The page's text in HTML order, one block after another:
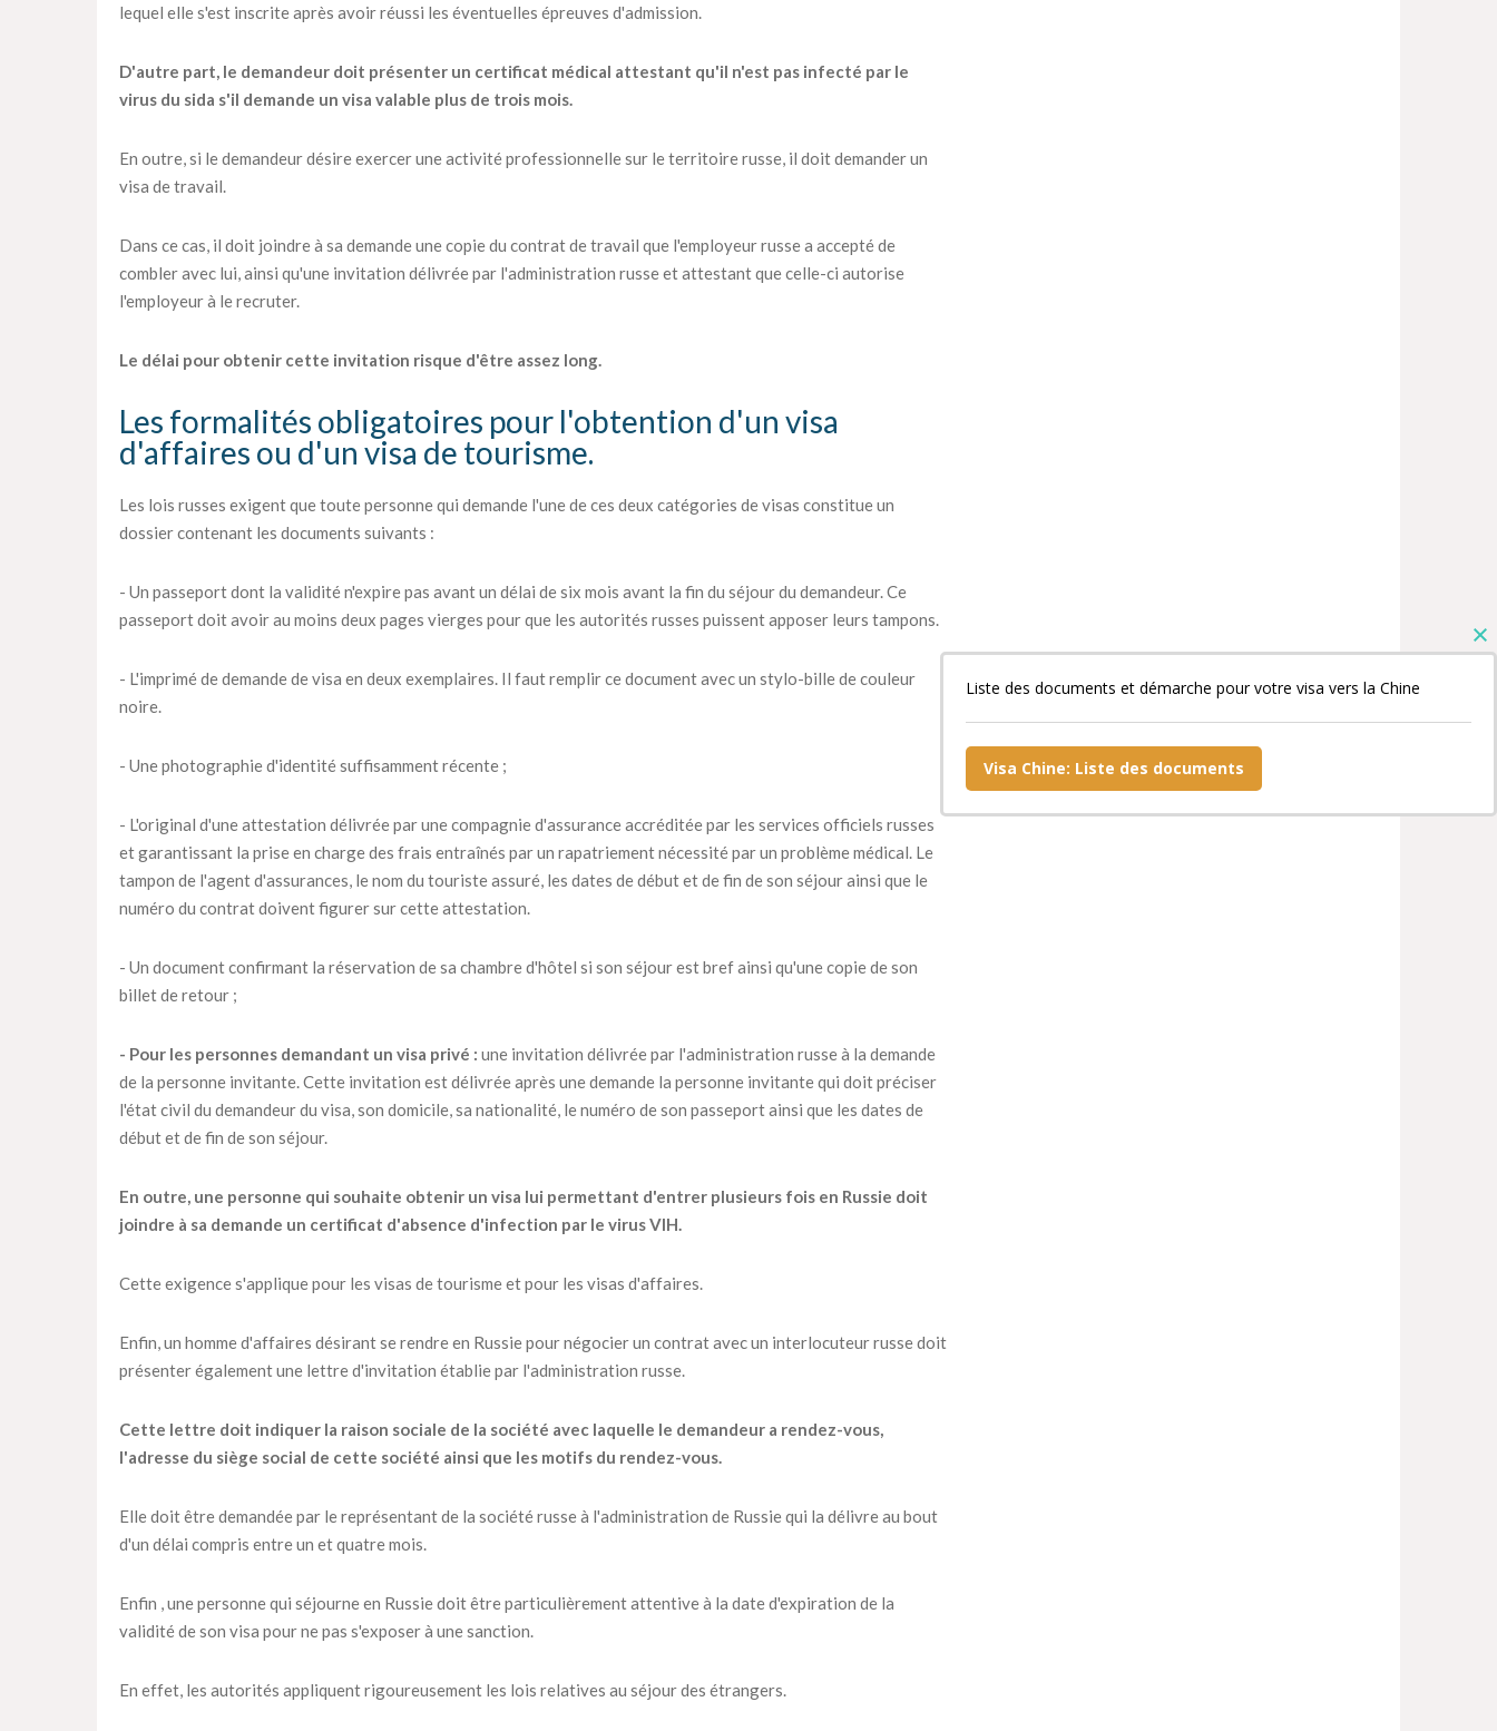
lequel elle s'est inscrite après avoir réussi les éventuelles épreuves d'admission.
D'autre part, le demandeur doit présenter un certificat médical attestant qu'il n'est pas infecté par le
virus du sida s'il demande un visa valable plus de trois mois.
En outre, si le demandeur désire exercer une activité professionnelle sur le territoire russe, il doit demander un
visa de travail.
Dans ce cas, il doit joindre à sa demande une copie du contrat de travail que l'employeur russe a accepté de
combler avec lui, ainsi qu'une invitation délivrée par l'administration russe et attestant que celle-ci autorise
l'employeur à le recruter.
Le délai pour obtenir cette invitation risque d'être assez long.
Les formalités obligatoires pour l'obtention d'un visa
d'affaires ou d'un visa de tourisme.
Les lois russes exigent que toute personne qui demande l'une de ces deux catégories de visas constitue un
dossier contenant les documents suivants :
- Un passeport dont la validité n'expire pas avant un délai de six mois avant la fin du séjour du demandeur. Ce
passeport doit avoir au moins deux pages vierges pour que les autorités russes puissent apposer leurs tampons.
- L'imprimé de demande de visa en deux exemplaires. Il faut remplir ce document avec un stylo-bille de couleur
noire.
- Une photographie d'identité suffisamment récente ;
- L'original d'une attestation délivrée par une compagnie d'assurance accréditée par les services officiels russes
et garantissant la prise en charge des frais entraînés par un rapatriement nécessité par un problème médical. Le
tampon de l'agent d'assurances, le nom du touriste assuré, les dates de début et de fin de son séjour ainsi que le
numéro du contrat doivent figurer sur cette attestation.
- Un document confirmant la réservation de sa chambre d'hôtel si son séjour est bref ainsi qu'une copie de son
billet de retour ;
- Pour les personnes demandant un visa privé : une invitation délivrée par l'administration russe à la demande
de la personne invitante. Cette invitation est délivrée après une demande la personne invitante qui doit préciser
l'état civil du demandeur du visa, son domicile, sa nationalité, le numéro de son passeport ainsi que les dates de
début et de fin de son séjour.
En outre, une personne qui souhaite obtenir un visa lui permettant d'entrer plusieurs fois en Russie doit
joindre à sa demande un certificat d'absence d'infection par le virus VIH.
Cette exigence s'applique pour les visas de tourisme et pour les visas d'affaires.
Enfin, un homme d'affaires désirant se rendre en Russie pour négocier un contrat avec un interlocuteur russe doit
présenter également une lettre d'invitation établie par l'administration russe.
Cette lettre doit indiquer la raison sociale de la société avec laquelle le demandeur a rendez-vous,
l'adresse du siège social de cette société ainsi que les motifs du rendez-vous.
Elle doit être demandée par le représentant de la société russe à l'administration de Russie qui la délivre au bout
d'un délai compris entre un et quatre mois.
Enfin , une personne qui séjourne en Russie doit être particulièrement attentive à la date d'expiration de la
validité de son visa pour ne pas s'exposer à une sanction.
En effet, les autorités appliquent rigoureusement les lois relatives au séjour des étrangers.
Liste des documents et démarche pour votre visa vers la Chine
Visa Chine: Liste des documents